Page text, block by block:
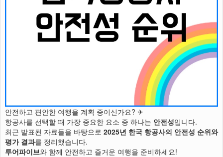
안전하고 편안한 여행을 계획 중이신가요? ✈
항공사를 선택할 때 가장 중요한 요소 중 하나는 안전성입니다.
최근 발표된 자료들을 바탕으로 2025년 한국 항공사의 안전성 순위와
평가 결과를 정리했습니다.
투어파이브와 함께 안전하고 즐거운 여행을 준비하세요!